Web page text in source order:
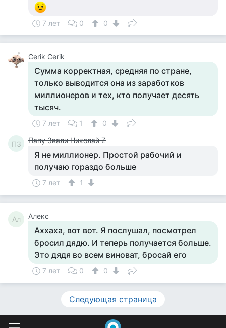
7 лет 0 0
Cerik Cerik
Сумма корректная, средняя по стране,
только выводится она из заработков
миллионеров и тех, кто получает десять
тысяч.
7 лет 1 0
ПЗ Папу Звали Николай Z
Я не миллионер. Простой рабочий и
получаю гораздо больше
7 лет 1
Ал Алекс
Аххаха, вот вот. Я послушал, посмотрел
бросил дядю. И теперь получается больше.
Это дядя во всем виноват, бросай его
7 лет 0 0
Следующая страница